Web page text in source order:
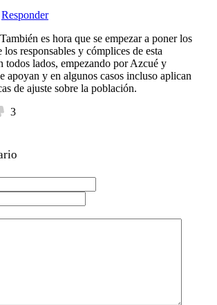
Responder
es hora que se empezar a poner los
los responsables y cómplices de esta
todos lados, empezando por Azcué y
apoyan y en algunos casos incluso aplican
de ajuste sobre la población.
3